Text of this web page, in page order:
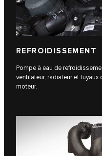
REFROIDISSEMENT
Pompe à eau de
ventilateur, radiateur et
moteur.